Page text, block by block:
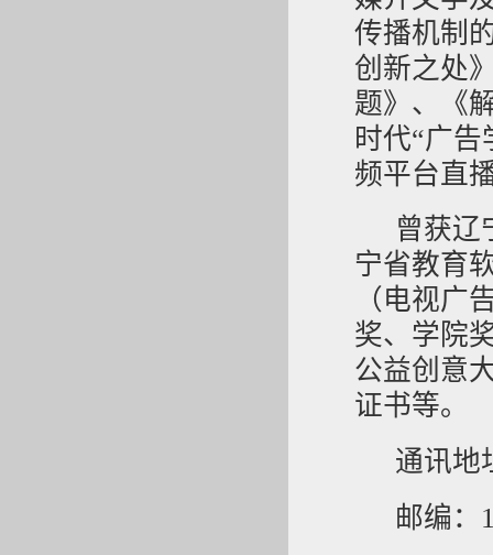
传播机制
创新之处
题》、《
时代“广
频平台直
曾获辽
宁省教育
（电视广
奖、学院
公益创意
证书等。
通讯地
邮编：